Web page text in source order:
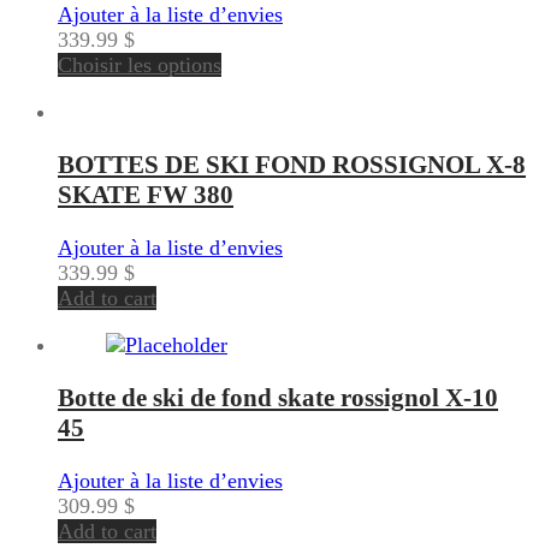
Ajouter à la liste d’envies
339.99 $
Choisir les options
BOTTES DE SKI FOND ROSSIGNOL X-8
SKATE FW 380
Ajouter à la liste d’envies
339.99 $
Add to cart
Botte de ski de fond skate rossignol X-10
45
Ajouter à la liste d’envies
309.99 $
Add to cart